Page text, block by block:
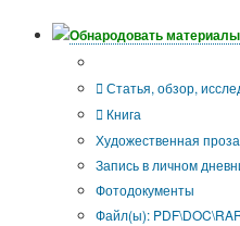
Обнародовать материалы
Статья, обзор,
Книга
Художественная
Запись в личном
Фотодокументы
Файл(ы):